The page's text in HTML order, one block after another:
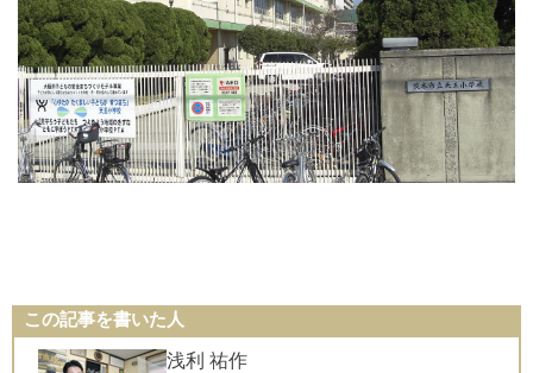
この記事を書いた人
浅利 祐作